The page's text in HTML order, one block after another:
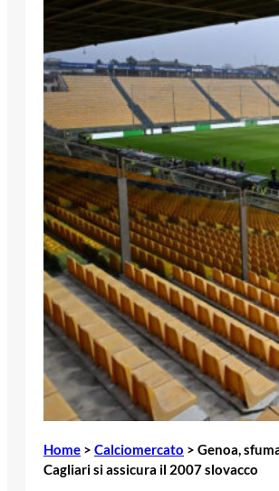
Home > Calciomercato > Genoa,
Cagliari si assicura il 2007 slovacco